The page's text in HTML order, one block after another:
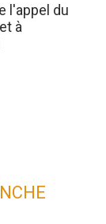
l'appel du
à